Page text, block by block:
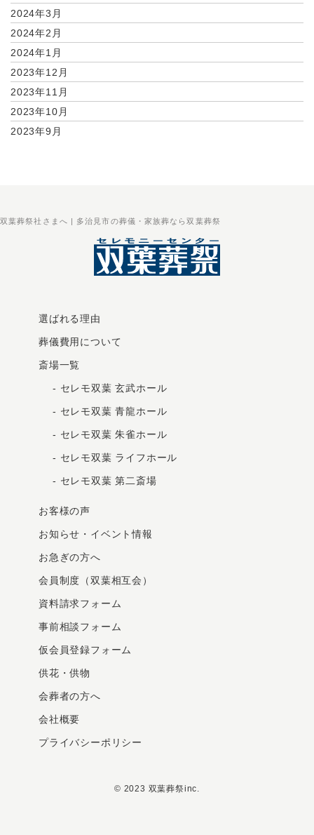
双葉葬祭社さまへ | 多治見市の葬儀・家族葬なら双葉葬祭
2024年3月
2024年2月
2024年1月
2023年12月
2023年11月
2023年10月
2023年9月
選ばれる理由
葬儀費用について
斎場一覧
- セレモ双葉 玄武ホール
- セレモ双葉 青龍ホール
- セレモ双葉 朱雀ホール
- セレモ双葉 ライフホール
- セレモ双葉 第二斎場
お客様の声
お知らせ・イベント情報
お急ぎの⽅へ
会員制度（双葉相互会）
資料請求フォーム
事前相談フォーム
仮会員登録フォーム
供花・供物
会葬者の方へ
会社概要
プライバシーポリシー
© 2023 双葉葬祭inc.